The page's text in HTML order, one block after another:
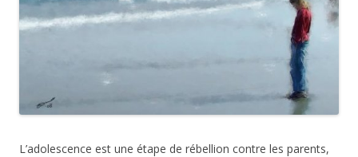
L’adolescence est une étape de rébellion contre les parents,